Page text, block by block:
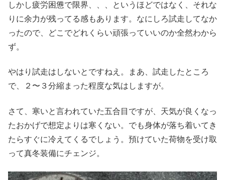
しかし疲労困憊で限界、、、というほどではなく、それな
りに余力が残ってる感もあります。なにしろ試走してなか
ったので、どこでどれくらい頑張っていいのか全然わから
ず。
やはり試走はしないとですねえ。まあ、試走したところ
で、２〜３分縮まった程度な気はしますが。
さて、寒いと言われていた五合目ですが、天気が良くなっ
たおかげで想定よりは寒くない。でも身体が落ち着いてき
たらすぐに冷えてくるでしょう。預けていた荷物を受け取
って真冬装備にチェンジ。